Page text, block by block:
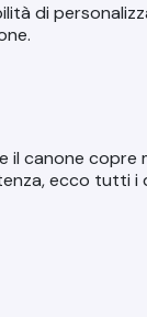
di
il canone
ecco tutti i